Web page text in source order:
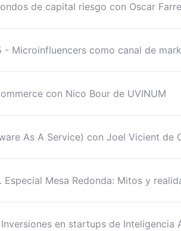
de capital riesgo con Oscar
- Microinfluencers como canal de
con Nico Bour de UVINUM
As A Service) con Joel Vicient de
Especial Mesa Redonda: Mitos y
en startups de